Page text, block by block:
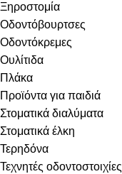
Ξηροστομία
Οδοντόβουρτσες
Οδοντόκρεμες
Ουλίτιδα
Πλάκα
Προϊόντα για παιδιά
Στοματικά διαλύματα
Στοματικά έλκη
Τερηδόνα
Τεχνητές οδοντοστοιχίες